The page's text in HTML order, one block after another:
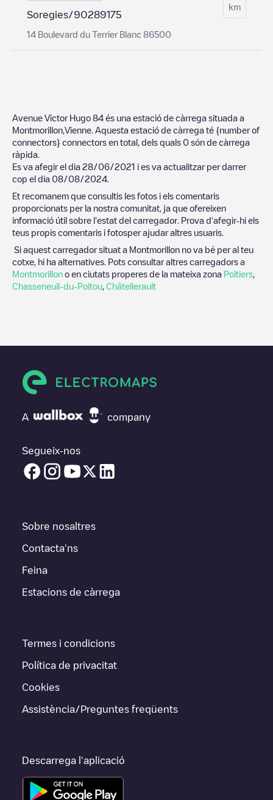
Soregies/90289175
14 Boulevard du Terrier Blanc 86500
km
Avenue Victor Hugo 84 és una estació de càrrega situada a
Montmorillon Vienne . Aquesta estació de càrrega té {number of
connectors} connectors en total, dels quals 0 són de càrrega
ràpida.
Es va afegir el dia 28/06/2021 i es va actualitzar per darrer
cop el dia 08/08/2024
Et recomanem que consultis les fotos i els comentaris
proporcionats per la nostra comunitat, ja que ofereixen
informació útil sobre l'estat del carregador. Prova d'afegir-hi els
teus propis comentaris i fotosper ajudar altres usuaris.
Si aquest carregador situat a Montmorillon no va bé per al teu
cotxe, hi ha alternatives. Pots consultar altres carregadors a
Montmorillon o en ciutats properes de la mateixa zona Poitiers
Chasseneuil-du-Poitou Châtellerault
A company
Segueix-nos
Sobre nosaltres
Contacta'ns
Feina
Estacions de càrrega
Termes i condicions
Política de privacitat
Cookies
Assistència/Preguntes freqüents
Descarrega l'aplicació